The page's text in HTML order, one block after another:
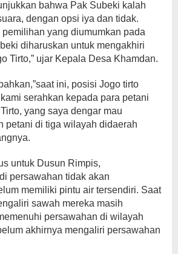
bahwa Pak Subeki kalah
dengan opsi iya dan tidak.
yang diumumkan pada
diharuskan untuk mengakhiri
Tirto,” ujar Kepala Desa Khamdan.
ini, posisi Jogo tirto
serahkan kepada para petani
yang saya dengar mau
petani di tiga wilayah didaerah
untuk Dusun Rimpis,
persawahan tidak akan
memiliki pintu air tersendiri. Saat
sawah mereka masih
persawahan di wilayah
akhirnya mengaliri persawahan